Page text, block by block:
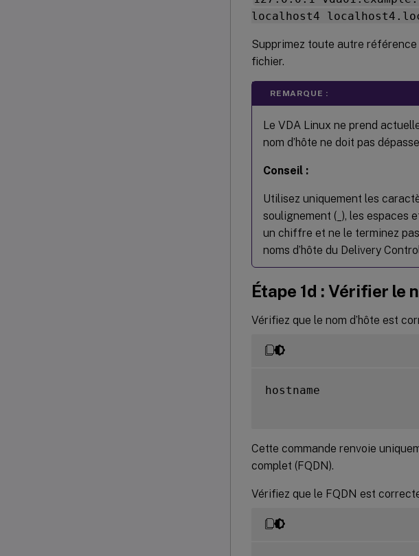
localhost4
Supprimez toute autre référence
fichier.
REMARQUE :
Le VDA Linux ne prend
nom d’hôte ne doit pas
Conseil :
Utilisez uniquement les
soulignement (_), les espaces
un chiffre et ne le terminez
noms d’hôte du Delivery
Étape 1d : Vérifier le
Vérifiez que le nom d’hôte est
hostname
Cette commande renvoie
complet (FQDN).
Vérifiez que le FQDN est